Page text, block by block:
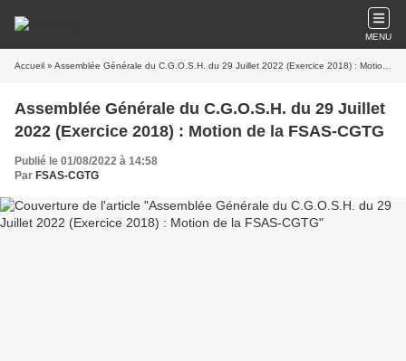
MENU
Accueil » Assemblée Générale du C.G.O.S.H. du 29 Juillet 2022 (Exercice 2018) : Motion de la FSAS-CGTG
Assemblée Générale du C.G.O.S.H. du 29 Juillet
2022 (Exercice 2018) : Motion de la FSAS-CGTG
Publié le 01/08/2022 à 14:58
Par FSAS-CGTG